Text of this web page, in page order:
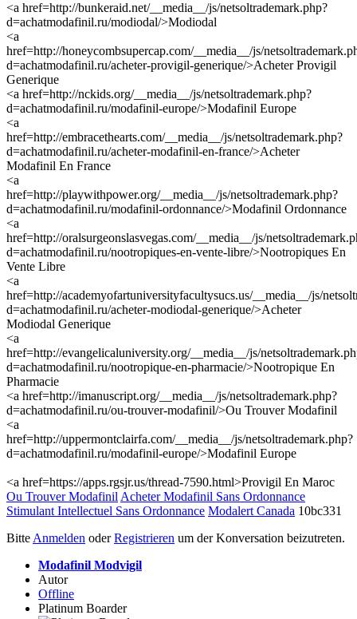
<a href=http://bunkeraid.net/__media__/js/netsoltrademark.php?
d=achatmodafinil.ru/modiodal/>Modiodal
<a
href=http://honeycombsupercap.com/__media__/js/
d=achatmodafinil.ru/acheter-provigil-generique/>Acheter Provigil
Generique
<a href=http://nckids.org/__media__/js/netsoltrademark.php?
d=achatmodafinil.ru/modafinil-europe/>Modafinil Europe
<a
href=http://embracethearts.com/__media__/js/netsoltrademark.php?
d=achatmodafinil.ru/acheter-modafinil-en-france/>Acheter
Modafinil En France
<a
href=http://playwithpower.org/__media__/js/netsoltrademark.php?
d=achatmodafinil.ru/modafinil-ordonnance/>Modafinil Ordonnance
<a
href=http://oralsurgeonslasvegas.com/__media__/js/
d=achatmodafinil.ru/nootropiques-en-vente-libre/>Nootropiques En
Vente Libre
<a
href=http://academyofartuniversityfacultysucs.us/__media__/js/
d=achatmodafinil.ru/acheter-modiodal-generique/>Acheter
Modiodal Generique
<a
href=http://evangelicaluniversity.org/__media__/js/
d=achatmodafinil.ru/nootropique-en-pharmacie/>Nootropique En
Pharmacie
<a href=http://imanuscript.org/__media__/js/netsoltrademark.php?
d=achatmodafinil.ru/ou-trouver-modafinil/>Ou Trouver Modafinil
<a
href=http://uppermontclairfa.com/__media__/js/netsoltrademark.php?
d=achatmodafinil.ru/modafinil-europe/>Modafinil Europe
<a href=https://apps.rgsjr.us/thread-7590.html>Provigil En Maroc
Ou Trouver Modafinil Acheter Modafinil Sans Ordonnance
Stimulant Intellectuel Sans Ordonnance Modalert Canada 10bc331
Bitte Anmelden oderRegistrieren um der Konversation beizutreten.
Modafinil Modvigil
Autor
Offline
Platinum Boarder